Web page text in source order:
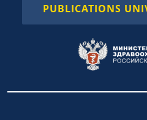
PUBLICATIONS